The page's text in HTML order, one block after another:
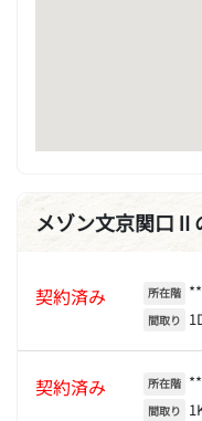
メゾン文京関口Ⅱ
契約済み 所在階
間取り
契約済み 所在階
間取り